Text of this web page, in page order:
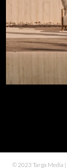
© 2023 Targa Media |